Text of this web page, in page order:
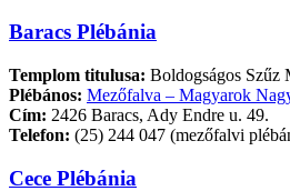
Baracs Plébánia
Templom titulusa: Boldogságos Szűz
Plébános: Mezőfalva – Magyarok
Cím: 2426 Baracs, Ady Endre u. 49.
Telefon: (25) 244 047 (mezőfalvi
Cece Plébánia